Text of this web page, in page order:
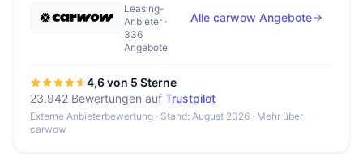
Leasing-
Anbieter ·
336
Angebote
Alle carwow Angebote
4,6 von 5 Sterne
23.942 Bewertungen auf Trustpilot
Externe Anbieterbewertung · Stand: August 2026 · Mehr über
carwow